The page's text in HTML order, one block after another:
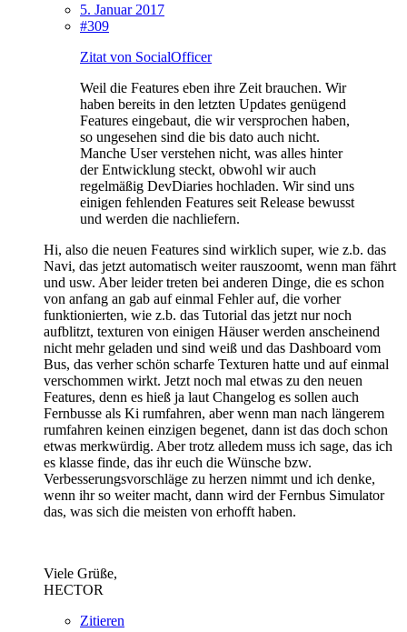
5. Januar 2017
#309
Zitat von SocialOfficer
Weil die Features eben ihre Zeit brauchen. Wir
haben bereits in den letzten Updates genügend
Features eingebaut, die wir versprochen haben,
so ungesehen sind die bis dato auch nicht.
Manche User verstehen nicht, was alles hinter
der Entwicklung steckt, obwohl wir auch
regelmäßig DevDiaries hochladen. Wir sind uns
einigen fehlenden Features seit Release bewusst
und werden die nachliefern.
Hi, also die neuen Features sind wirklich super, wie z.b. das
Navi, das jetzt automatisch weiter rauszoomt, wenn man fährt
und usw. Aber leider treten bei anderen Dinge, die es schon
von anfang an gab auf einmal Fehler auf, die vorher
funktionierten, wie z.b. das Tutorial das jetzt nur noch
aufblitzt, texturen von einigen Häuser werden anscheinend
nicht mehr geladen und sind weiß und das Dashboard vom
Bus, das verher schön scharfe Texturen hatte und auf einmal
verschommen wirkt. Jetzt noch mal etwas zu den neuen
Features, denn es hieß ja laut Changelog es sollen auch
Fernbusse als Ki rumfahren, aber wenn man nach längerem
rumfahren keinen einzigen begenet, dann ist das doch schon
etwas merkwürdig. Aber trotz alledem muss ich sage, das ich
es klasse finde, das ihr euch die Wünsche bzw.
Verbesserungsvorschläge zu herzen nimmt und ich denke,
wenn ihr so weiter macht, dann wird der Fernbus Simulator
das, was sich die meisten von erhofft haben.
Viele Grüße,
HECTOR
Zitieren